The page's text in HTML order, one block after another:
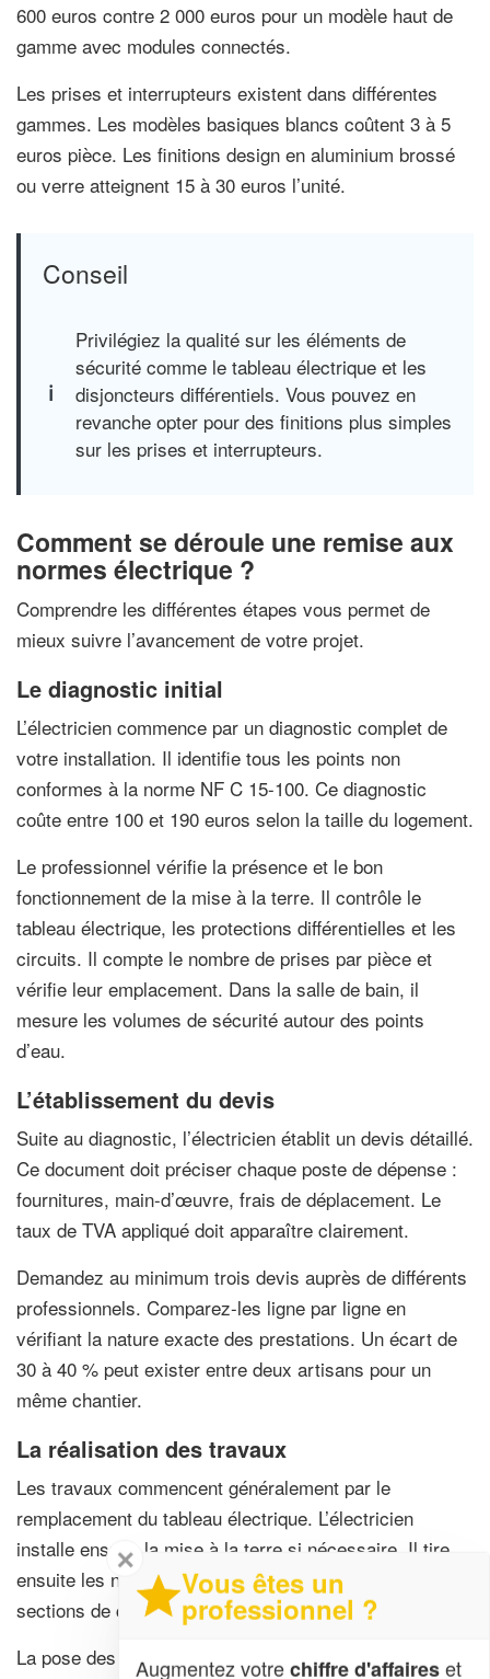
600 euros contre 2 000 euros pour un modèle haut de
gamme avec modules connectés.
Les prises et interrupteurs existent dans différentes
gammes. Les modèles basiques blancs coûtent 3 à 5
euros pièce. Les finitions design en aluminium brossé
ou verre atteignent 15 à 30 euros l’unité.
Conseil
Privilégiez la qualité sur les éléments de
sécurité comme le tableau électrique et les
disjoncteurs différentiels. Vous pouvez en
revanche opter pour des finitions plus simples
sur les prises et interrupteurs.
Comment se déroule une remise aux
normes électrique ?
Comprendre les différentes étapes vous permet de
mieux suivre l’avancement de votre projet.
Le diagnostic initial
L’électricien commence par un diagnostic complet de
votre installation. Il identifie tous les points non
conformes à la norme NF C 15-100. Ce diagnostic
coûte entre 100 et 190 euros selon la taille du logement.
Le professionnel vérifie la présence et le bon
fonctionnement de la mise à la terre. Il contrôle le
tableau électrique, les protections différentielles et les
circuits. Il compte le nombre de prises par pièce et
vérifie leur emplacement. Dans la salle de bain, il
mesure les volumes de sécurité autour des points
d’eau.
L’établissement du devis
Suite au diagnostic, l’électricien établit un devis détaillé.
Ce document doit préciser chaque poste de dépense :
fournitures, main-d’œuvre, frais de déplacement. Le
taux de TVA appliqué doit apparaître clairement.
Demandez au minimum trois devis auprès de différents
professionnels. Comparez-les ligne par ligne en
vérifiant la nature exacte des prestations. Un écart de
30 à 40 % peut exister entre deux artisans pour un
même chantier.
La réalisation des travaux
Les travaux commencent généralement par le
remplacement du tableau électrique. L’électricien
installe ensuite la mise à la terre si nécessaire. Il tire
ensuite les nouveaux circuits en respectant les
sections de câbles réglementaires.
La pose des prises, interrupteurs et boîtiers DCL
✕
Vous êtes un
professionnel ?
Augmentez votrechiffre d'affaireset